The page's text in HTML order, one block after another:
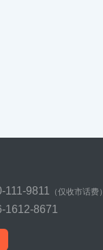
111-9811
（仅收市话费）
1612-8671